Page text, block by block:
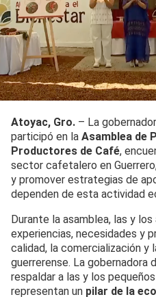
Atoyac, Gro. – La
participó en la Asamblea de
Productores de Café,
sector cafetalero en
y promover estrategias de
dependen de esta actividad
Durante la asamblea, las y
experiencias, necesidades y
calidad, la comercialización
guerrerense. La gobernadora
respaldar a las y los
representan un pilar de la